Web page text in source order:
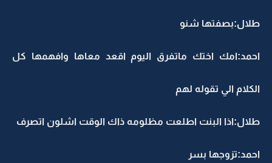
طلال:بصفتها شنو
احمد:امك اختك ماتفرق اليوم اقعد معاها وافهمها كل
الكلام الي تقوله لهم
طلال:اذا البنت اطلعت مظلومه ذاك الوقت اشلون اتصرف
احمد:تزوجها بسر